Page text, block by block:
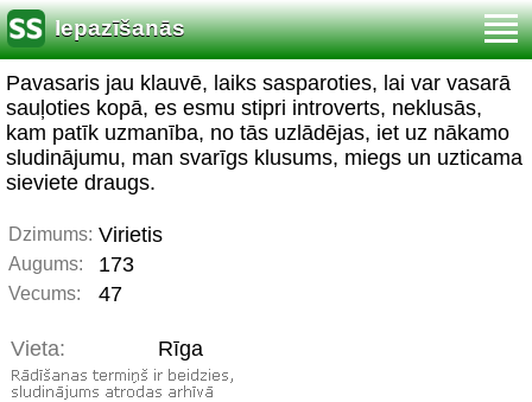
Iepazīšanās
Pavasaris jau klauvē, laiks sasparoties, lai var vasarā
sauļoties kopā, es esmu stipri introverts, neklusās,
kam patīk uzmanība, no tās uzlādējas, iet uz nākamo
sludinājumu, man svarīgs klusums, miegs un uzticama
sieviete draugs.
Dzimums: Virietis
Augums: 173
Vecums: 47
Vieta: Rīga